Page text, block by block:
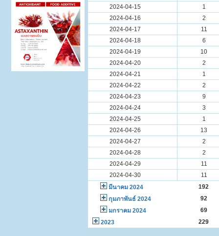
2024-04-15
1
2024-04-16
2
2024-04-17
11
2024-04-18
6
2024-04-19
10
2024-04-20
2
2024-04-21
1
2024-04-22
2
2024-04-23
9
2024-04-24
3
2024-04-25
1
2024-04-26
13
2024-04-27
2
2024-04-28
2
2024-04-29
11
2024-04-30
11
มีนาคม 2024
192
กุมภาพันธ์ 2024
92
มกราคม 2024
69
2023
229